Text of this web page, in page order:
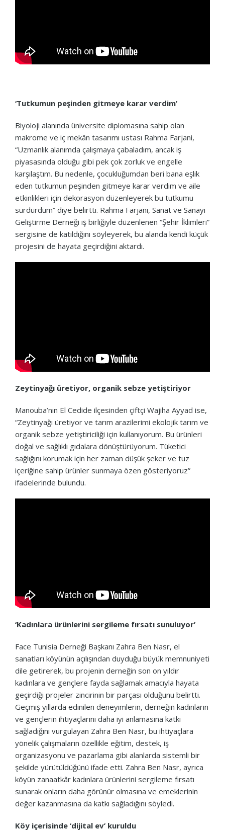
‘Tutkumun peşinden gitmeye karar verdim’
Biyoloji alanında üniversite diplomasına sahip olan
makrome ve iç mekân tasarımı ustası Rahma Farjani,
“Uzmanlık alanımda çalışmaya çabaladım, ancak iş
piyasasında olduğu gibi pek çok zorluk ve engelle
karşılaştım. Bu nedenle, çocukluğumdan beri bana eşlik
eden tutkumun peşinden gitmeye karar verdim ve aile
etkinlikleri için dekorasyon düzenleyerek bu tutkumu
sürdürdüm” diye belirtti. Rahma Farjani, Sanat ve Sanayi
Geliştirme Derneği iş birliğiyle düzenlenen “Şehir İklimleri”
sergisine de katıldığını söyleyerek, bu alanda kendi küçük
projesini de hayata geçirdiğini aktardı.
Zeytinyağı üretiyor, organik sebze yetiştiriyor
Manouba’nın El Cedide ilçesinden çiftçi Wajiha Ayyad ise,
“Zeytinyağı üretiyor ve tarım arazilerimi ekolojik tarım ve
organik sebze yetiştiriciliği için kullanıyorum. Bu ürünleri
doğal ve sağlıklı gıdalara dönüştürüyorum. Tüketici
sağlığını korumak için her zaman düşük şeker ve tuz
içeriğine sahip ürünler sunmaya özen gösteriyoruz”
ifadelerinde bulundu.
‘Kadınlara ürünlerini sergileme fırsatı sunuluyor’
Face Tunisia Derneği Başkanı Zahra Ben Nasr, el
sanatları köyünün açılışından duyduğu büyük memnuniyeti
dile getirerek, bu projenin derneğin son on yıldır
kadınlara ve gençlere fayda sağlamak amacıyla hayata
geçirdiği projeler zincirinin bir parçası olduğunu belirtti.
Geçmiş yıllarda edinilen deneyimlerin, derneğin kadınların
ve gençlerin ihtiyaçlarını daha iyi anlamasına katkı
sağladığını vurgulayan Zahra Ben Nasr, bu ihtiyaçlara
yönelik çalışmaların özellikle eğitim, destek, iş
organizasyonu ve pazarlama gibi alanlarda sistemli bir
şekilde yürütüldüğünü ifade etti. Zahra Ben Nasr, ayrıca
köyün zanaatkâr kadınlara ürünlerini sergileme fırsatı
sunarak onların daha görünür olmasına ve emeklerinin
değer kazanmasına da katkı sağladığını söyledi.
Köy içerisinde ‘dijital ev’ kuruldu